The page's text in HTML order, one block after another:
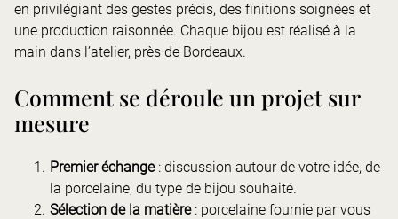
en privilégiant des gestes précis, des finitions soignées et
une production raisonnée. Chaque bijou est réalisé à la
main dans l’atelier, près de Bordeaux.
Comment se déroule un projet sur
mesure
Premier échange: discussion autour de votre idée, de
la porcelaine, du type de bijou souhaité.
Sélection de la matière: porcelaine fournie par vous